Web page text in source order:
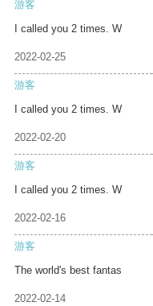
游客
I called you 2 times. W
2022-02-25
游客
I called you 2 times. W
2022-02-20
游客
I called you 2 times. W
2022-02-16
游客
The world's best fantas
2022-02-14